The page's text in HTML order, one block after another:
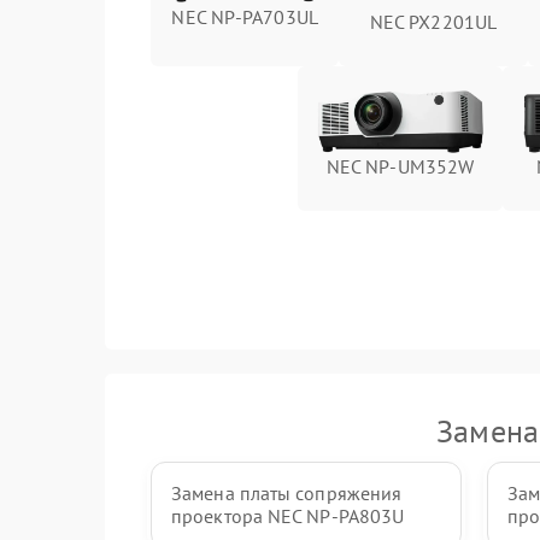
NEC NP-PA703UL NEC PX2201UL
NEC NP-UM352W
Замена платы сопряжения
проектора NEC NP-PA803U